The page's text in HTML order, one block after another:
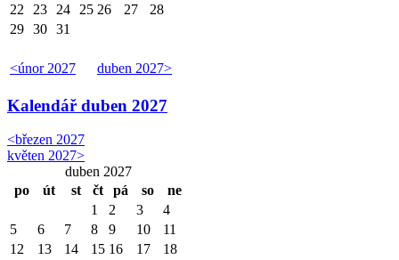
<únor 2027 duben 2027>
22
23 24 25 26 27
28
29 30 31
Kalendář duben 2027
<březen 2027
květen 2027>
duben 2027
po
út st čt pá so ne
1 2 3
4
5
6 7 8 9 10
11
12
13 14 15 16 17
18